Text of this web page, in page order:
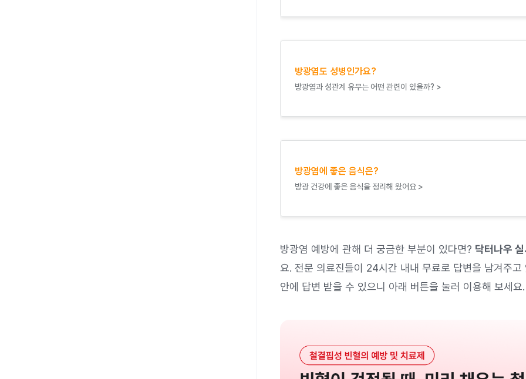
방광염도 성병인가요?
방광염과 성관계 유무는 어떤 관련이 있을까? >
방광염에 좋은 음식은?
방광 건강에 좋은 음식을 정리해 왔어요 >
방광염 예방에 관해 더 궁금한 부분이 있다면? 닥터나우
요. 전문 의료진들이 24시간 내내 무료로 답변을 남겨주
안에 답변 받을 수 있으니 아래 버튼을 눌러 이용해 보세요.